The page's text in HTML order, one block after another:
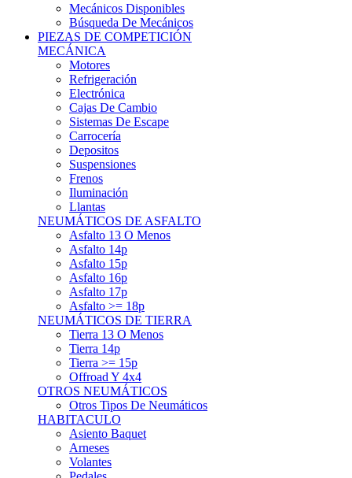
Búsqueda De Mecánicos
PIEZAS DE COMPETICIÓN
MECÁNICA
Motores
Refrigeración
Electrónica
Cajas De Cambio
Sistemas De Escape
Carrocería
Depositos
Suspensiones
Frenos
Iluminación
Llantas
NEUMÁTICOS DE ASFALTO
Asfalto 13 O Menos
Asfalto 14p
Asfalto 15p
Asfalto 16p
Asfalto 17p
Asfalto >= 18p
NEUMÁTICOS DE TIERRA
Tierra 13 O Menos
Tierra 14p
Tierra >= 15p
Offroad Y 4x4
OTROS NEUMÁTICOS
Otros Tipos De Neumáticos
HABITACULO
Asiento Baquet
Arneses
Volantes
Pedales
Extinción